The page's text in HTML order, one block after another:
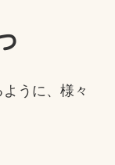
うに、様々